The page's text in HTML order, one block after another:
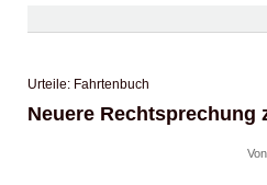
Urteile: Fahrtenbuch
Neuere Rechtsprechung